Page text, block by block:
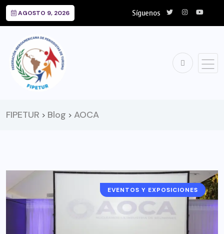
AGOSTO 9, 2026 Síguenos
FIPETUR > Blog > AOCA
ARGENTINA
EVENTOS Y EXPOSICIONES